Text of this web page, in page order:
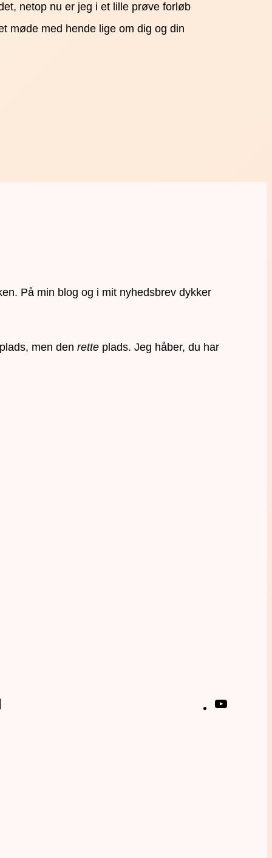
netop nu er jeg i et lille prøve forløb
møde med hende lige om dig og din
På min blog og i mit nyhedsbrev dykker
men den rette plads. Jeg håber, du har